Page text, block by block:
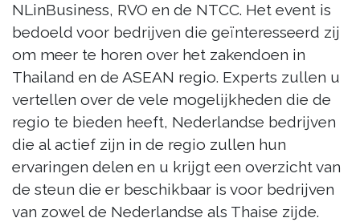
NLinBusiness, RVO en de NTCC. Het event is
bedoeld voor bedrijven die geïnteresseerd zij
om meer te horen over het zakendoen in
Thailand en de ASEAN regio. Experts zullen u
vertellen over de vele mogelijkheden die de
regio te bieden heeft, Nederlandse bedrijven
die al actief zijn in de regio zullen hun
ervaringen delen en u krijgt een overzicht van
de steun die er beschikbaar is voor bedrijven
van zowel de Nederlandse als Thaise zijde.